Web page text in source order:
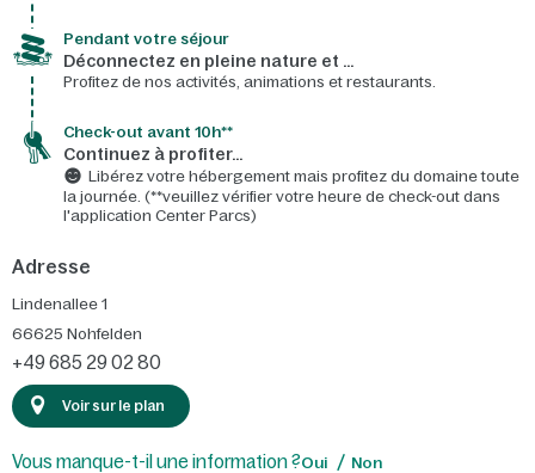
Pendant votre séjour
Déconnectez en pleine nature et …
Profitez de nos activités, animations et restaurants.
Check-out avant 10h**
Continuez à profiter…
Libérez votre hébergement mais profitez du domaine toute
la journée. (**veuillez vérifier votre heure de check-out dans
l'application Center Parcs)
Adresse
Lindenallee 1
66625 Nohfelden
+49 685 29 02 80
Voir sur le plan
Vous manque-t-il une information ?Oui Non